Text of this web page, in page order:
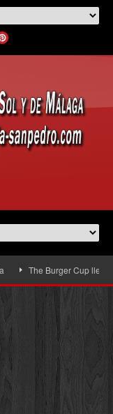
The Burger Cup llega a San